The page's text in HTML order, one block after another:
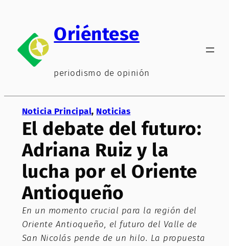
contenido
Oriéntese
periodismo de opinión
Noticia Principal, Noticias
El debate del futuro:
Adriana Ruiz y la
lucha por el Oriente
Antioqueño
En un momento crucial para la región del
Oriente Antioqueño, el futuro del Valle de
San Nicolás pende de un hilo. La propuesta